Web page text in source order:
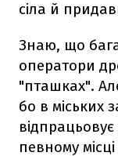
сіла й
Знаю, що
оператори
"пташках".
бо в міських
певному